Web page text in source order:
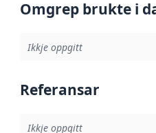
Omgrep brukte i
Ikkje oppgitt
Referansar
Ikkje oppgitt